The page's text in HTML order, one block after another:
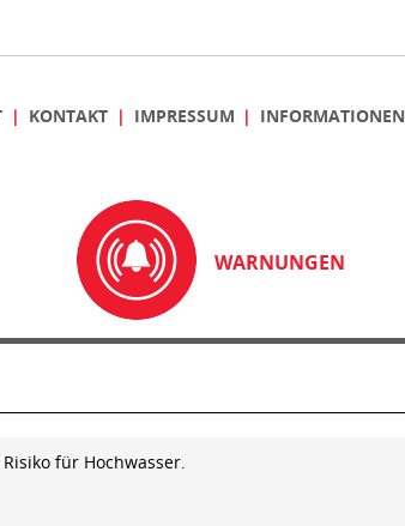
KONTAKT IMPRESSUM INFORMATIONEN
WARNUNGEN
für Hochwasser.